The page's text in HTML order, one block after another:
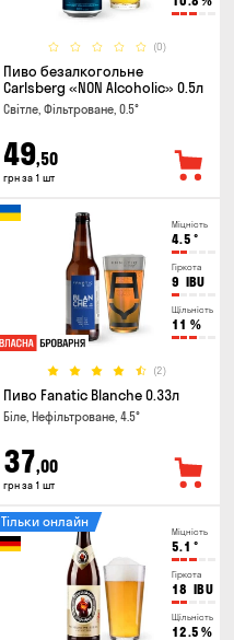
(0)
Пиво безалкогольне
Carlsberg «NON Alcoholic» 0.5л
Світле, Фільтроване, 0.5°
49,50
грн за 1 шт
Міцність
4.5 °
Гіркота
9 IBU
Щільність
11 %
(2)
Пиво Fanatic Blanche 0.33л
Біле, Нефільтроване, 4.5°
37,00
грн за 1 шт
Міцність
5.1 °
Гіркота
18 IBU
Щільність
12.5 %
Тільки онлайн